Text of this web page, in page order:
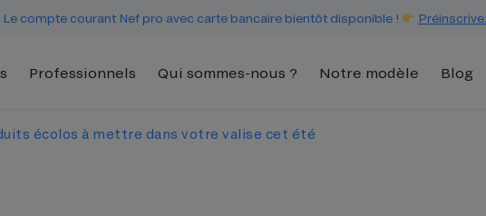
Le compte courant Nef pro avec carte bancaire bientôt disponible !
Professionnels Qui sommes-nous ? Notre modèle Blog
écolos à mettre dans votre valise cet été